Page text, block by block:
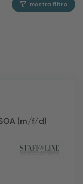
mostra filtro
(m/f/d)